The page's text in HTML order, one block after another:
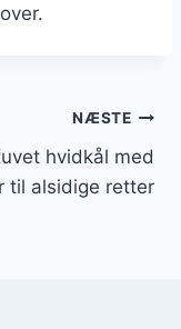
NÆSTE
hvidkål med
til alsidige retter